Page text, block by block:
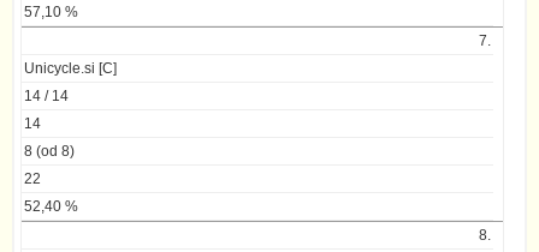
57,10 %
7.
Unicycle.si [C]
14 / 14
14
8 (od 8)
22
52,40 %
8.